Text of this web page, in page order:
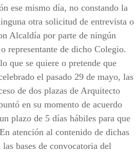
ese mismo día, no constando la
otra solicitud de entrevista o
Alcaldía por parte de ningún
representante de dicho Colegio.
que se quiere o pretende que
el pasado 29 de mayo, las
de dos plazas de Arquitecto
en su momento de acuerdo
plazo de 5 días hábiles para que
atención al contenido de dichas
bases de convocatoria del